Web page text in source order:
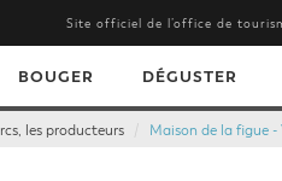
Site officiel de l’office de
BOUGER DÉGUSTER
les producteurs Maison de la figue -